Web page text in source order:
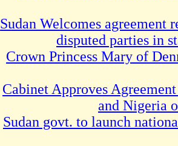
Sudan Welcomes agreement
disputed parties in
Crown Princess Mary of
Cabinet Approves
and Nigeria
Sudan govt. to launch